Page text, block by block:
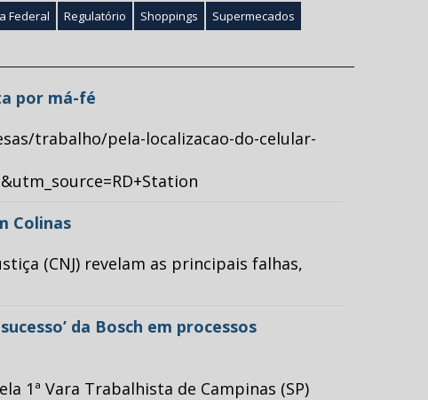
Federal Regulatório Shoppings Supermecados
por má-fé
trabalho/pela-localizacao-do-celular-
Colinas
(CNJ) revelam as principais falhas,
da Bosch em processos
1ª Vara Trabalhista de Campinas (SP)